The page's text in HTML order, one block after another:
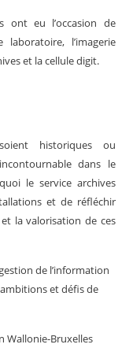
ont eu l’occasion de
l’imagerie
et la cellule digit.
historiques ou
dans le
le service archives
et de réfléchir
la valorisation de ces
de l’information
ambitions et défis de
Wallonie-Bruxelles